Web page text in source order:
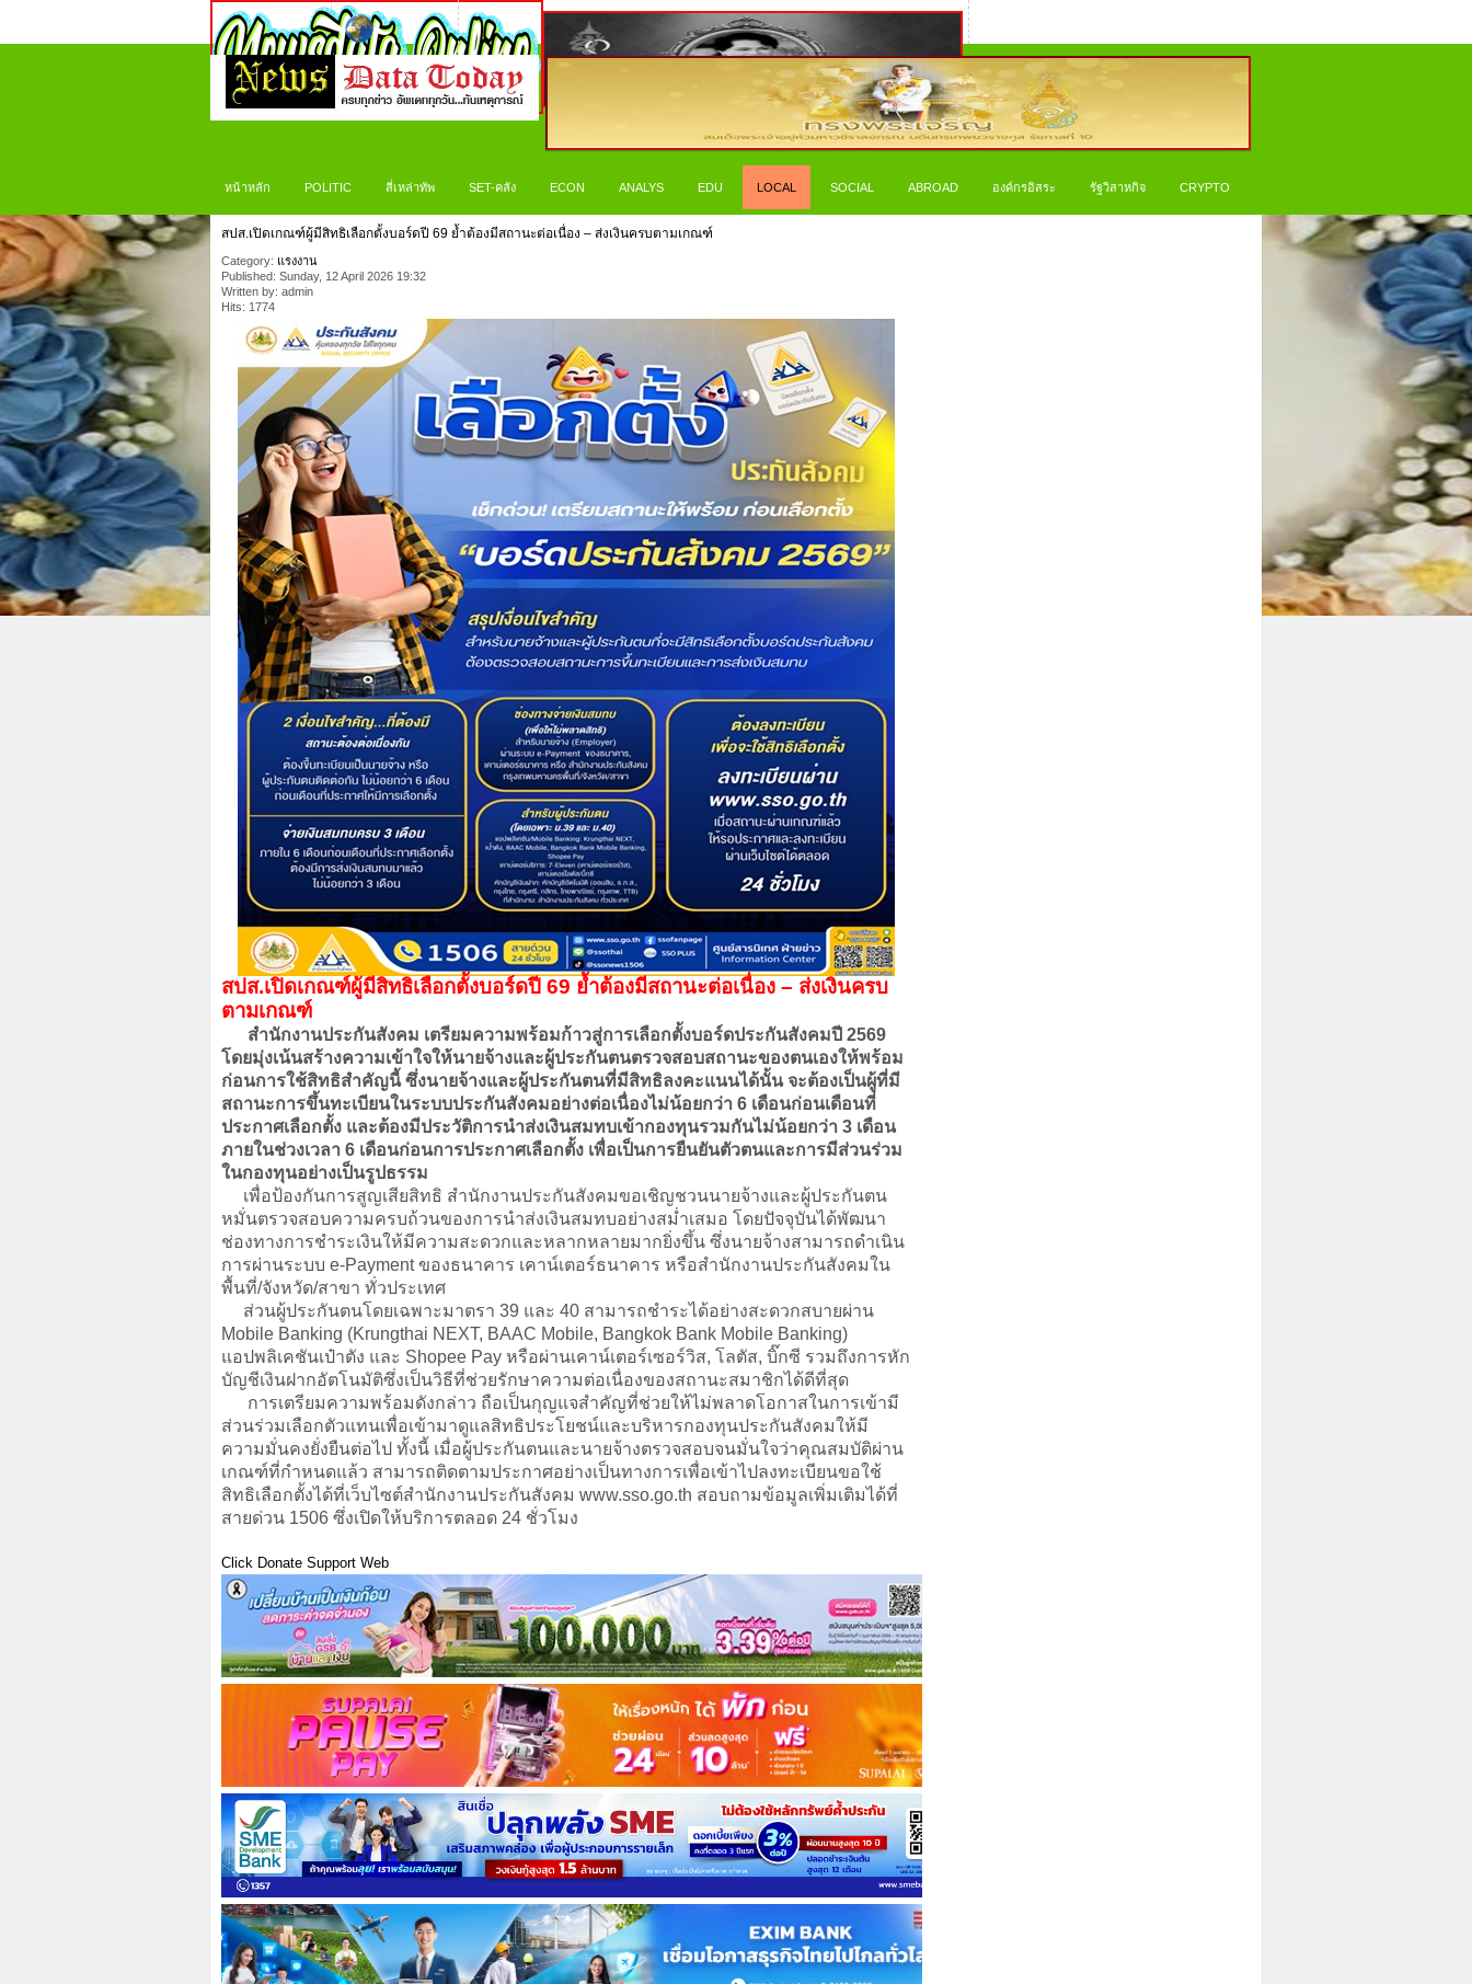
หน้าหลัก POLITIC สี่เหล่าทัพ SET-คลัง ECON ANALYS EDU LOCAL SOCIAL ABROAD องค์กรอิสระ รัฐวิสาหกิจ CRYPTO
สปส.เปิดเกณฑ์ผู้มีสิทธิเลือกตั้งบอร์ดปี 69 ย้ำต้องมีสถานะต่อเนื่อง – ส่งเงินครบตามเกณฑ์
Category: แรงงาน
Published: Sunday, 12 April 2026 19:32
Written by: admin
Hits: 1774
สปส.เปิดเกณฑ์ผู้มีสิทธิเลือกตั้งบอร์ดปี 69 ย้ำต้องมีสถานะต่อเนื่อง – ส่งเงินครบ
ตามเกณฑ์
สำนักงานประกันสังคม เตรียมความพร้อมก้าวสู่การเลือกตั้งบอร์ดประกันสังคมปี 2569
โดยมุ่งเน้นสร้างความเข้าใจให้นายจ้างและผู้ประกันตนตรวจสอบสถานะของตนเองให้พร้อม
ก่อนการใช้สิทธิสำคัญนี้ ซึ่งนายจ้างและผู้ประกันตนที่มีสิทธิลงคะแนนได้นั้น จะต้องเป็นผู้ที่มี
สถานะการขึ้นทะเบียนในระบบประกันสังคมอย่างต่อเนื่องไม่น้อยกว่า 6 เดือนก่อนเดือนที่
ประกาศเลือกตั้ง และต้องมีประวัติการนำส่งเงินสมทบเข้ากองทุนรวมกันไม่น้อยกว่า 3 เดือน
ภายในช่วงเวลา 6 เดือนก่อนการประกาศเลือกตั้ง เพื่อเป็นการยืนยันตัวตนและการมีส่วนร่วม
ในกองทุนอย่างเป็นรูปธรรม
เพื่อป้องกันการสูญเสียสิทธิ สำนักงานประกันสังคมขอเชิญชวนนายจ้างและผู้ประกันตน
หมั่นตรวจสอบความครบถ้วนของการนำส่งเงินสมทบอย่างสม่ำเสมอ โดยปัจจุบันได้พัฒนา
ช่องทางการชำระเงินให้มีความสะดวกและหลากหลายมากยิ่งขึ้น ซึ่งนายจ้างสามารถดำเนิน
การผ่านระบบ e-Payment ของธนาคาร เคาน์เตอร์ธนาคาร หรือสำนักงานประกันสังคมใน
พื้นที่/จังหวัด/สาขา ทั่วประเทศ
ส่วนผู้ประกันตนโดยเฉพาะมาตรา 39 และ 40 สามารถชำระได้อย่างสะดวกสบายผ่าน
Mobile Banking (Krungthai NEXT, BAAC Mobile, Bangkok Bank Mobile Banking)
แอปพลิเคชันเป๋าตัง และ Shopee Pay หรือผ่านเคาน์เตอร์เซอร์วิส, โลตัส, บิ๊กซี รวมถึงการหัก
บัญชีเงินฝากอัตโนมัติซึ่งเป็นวิธีที่ช่วยรักษาความต่อเนื่องของสถานะสมาชิกได้ดีที่สุด
การเตรียมความพร้อมดังกล่าว ถือเป็นกุญแจสำคัญที่ช่วยให้ไม่พลาดโอกาสในการเข้ามี
ส่วนร่วมเลือกตัวแทนเพื่อเข้ามาดูแลสิทธิประโยชน์และบริหารกองทุนประกันสังคมให้มี
ความมั่นคงยั่งยืนต่อไป ทั้งนี้ เมื่อผู้ประกันตนและนายจ้างตรวจสอบจนมั่นใจว่าคุณสมบัติผ่าน
เกณฑ์ที่กำหนดแล้ว สามารถติดตามประกาศอย่างเป็นทางการเพื่อเข้าไปลงทะเบียนขอใช้
สิทธิเลือกตั้งได้ที่เว็บไซต์สำนักงานประกันสังคม www.sso.go.th สอบถามข้อมูลเพิ่มเติมได้ที่
สายด่วน 1506 ซึ่งเปิดให้บริการตลอด 24 ชั่วโมง
Click Donate Support Web